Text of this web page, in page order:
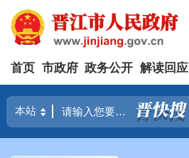
首页 市政府 政务公开 解读回应